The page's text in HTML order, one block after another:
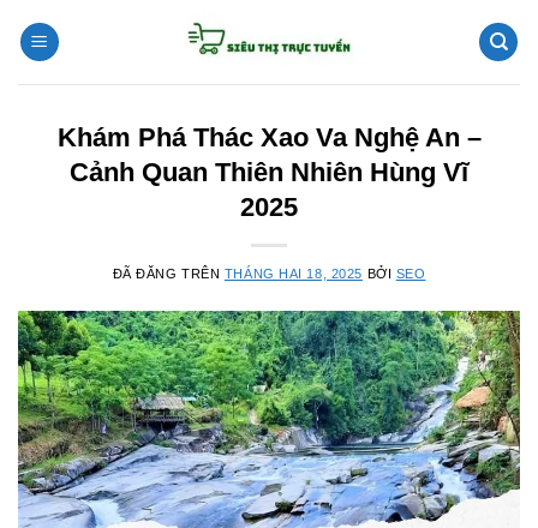
đến
Khám Phá Thác Xao Va Nghệ An –
Cảnh Quan Thiên Nhiên Hùng Vĩ
2025
ĐÃ ĐĂNG TRÊN THÁNG HAI 18, 2025 BỞI SEO